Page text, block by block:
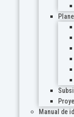
Manual de